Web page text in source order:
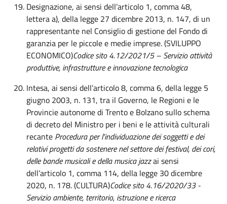
Designazione, ai sensi dell’articolo 1, comma 48,
lettera a), della legge 27 dicembre 2013, n. 147, di un
rappresentante nel Consiglio di gestione del Fondo di
garanzia per le piccole e medie imprese. (SVILUPPO
ECONOMICO)Codice sito 4.12/2021/5 – Servizio attività
produttive, infrastrutture e innovazione tecnologica
Intesa, ai sensi dell’articolo 8, comma 6, della legge 5
giugno 2003, n. 131, tra il Governo, le Regioni e le
Provincie autonome di Trento e Bolzano sullo schema
di decreto del Ministro per i beni e le attività culturali
recante Procedura per l'individuazione dei soggetti e dei
relativi progetti da sostenere nel settore dei festival, dei cori,
delle bande musicali e della musica jazzai sensi
dell’articolo 1, comma 114, della legge 30 dicembre
2020, n. 178. (CULTURA)Codice sito 4.16/2020/33 -
Servizio ambiente, territorio, istruzione e ricerca